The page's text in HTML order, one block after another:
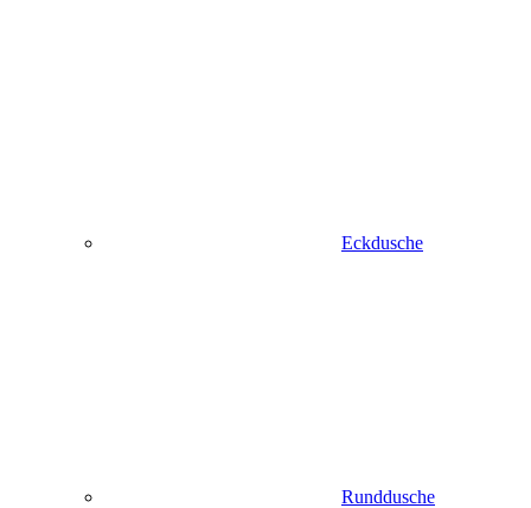
Eckdusche
Runddusche